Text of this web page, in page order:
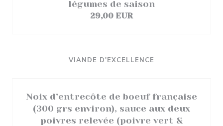
légumes de saison
29,00 EUR
VIANDE D'EXCELLENCE
Noix d’entrecôte de boeuf française
(300 grs environ), sauce aux deux
poivres relevée (poivre vert &